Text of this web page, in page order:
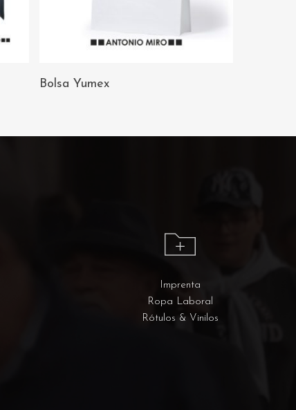
Bolsa Yumex
Imprenta
Ropa Laboral
Rótulos & Vinilos